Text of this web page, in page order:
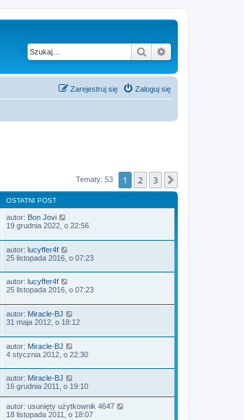
Szukaj
Zaloguj się
Zarejestruj się
Tematy: 53 1 2 3
OSTATNI POST
autor: Bon Jovi
19 grudnia 2022, o 22:56
autor: lucyffer4f
25 listopada 2016, o 07:23
autor: lucyffer4f
25 listopada 2016, o 07:23
autor: Miracle-BJ
31 maja 2012, o 18:12
autor: Miracle-BJ
4 stycznia 2012, o 22:30
autor: Miracle-BJ
16 grudnia 2011, o 19:10
autor: usunięty użytkownik 4647
18 listopada 2011, o 18:07